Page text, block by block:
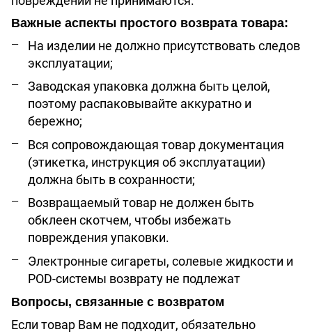
Важные аспекты простого возврата товара:
На изделии не должно присутствовать следов
эксплуатации;
Заводская упаковка должна быть целой,
поэтому распаковывайте аккуратно и
бережно;
Вся сопровождающая товар документация
(этикетка, инструкция об эксплуатации)
должна быть в сохранности;
Возвращаемый товар не должен быть
обклеен скотчем, чтобы избежать
повреждения упаковки.
Электронные сигареты, солевые жидкости и
POD-системы возврату не подлежат
Вопросы, связанные с возвратом
Если товар Вам не подходит, обязательно